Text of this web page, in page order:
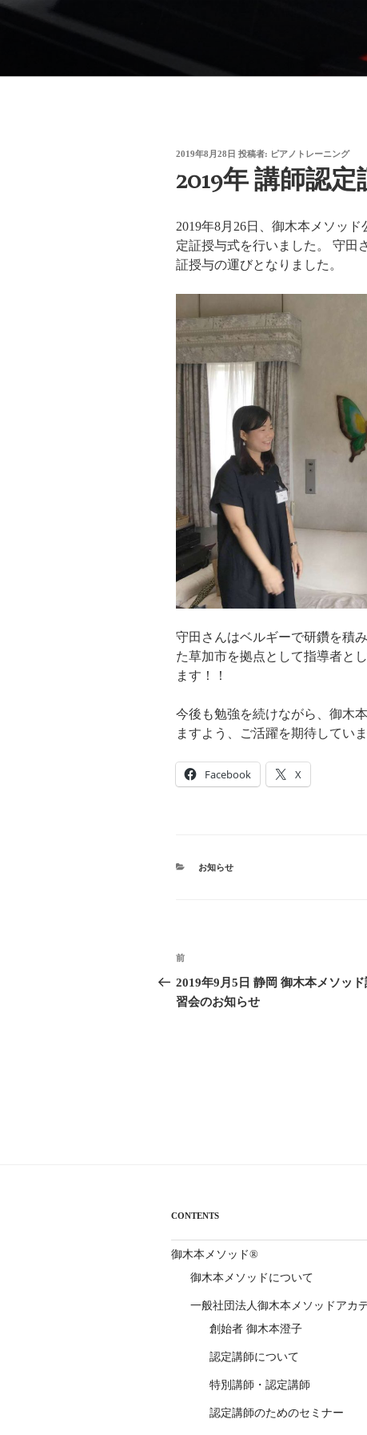
コ
脳や筋肉をトレーニングしなが
投
日:
2019年8月28日 投稿者: ピアノトレーニング
2019年 講師認
2019年8月26日、御木本メソッ
定証授与式を行いました。 守田
証授与の運びとなりました。
守田さんはベルギーで研鑽を積
た草加市を拠点として指導者と
ます！！
今後も勉強を続けながら、御木
ますよう、ご活躍を期待していま
Facebook X
カ
お知らせ
投
稿
ナ
前
の
投
前
2019年9月5日 静岡 御木本メソッド
習会のお知らせ
CONTENTS
御木本メソッド®
御木本メソッドについて
一般社団法人御木本メソッドアカ
創始者 御木本澄子
認定講師について
特別講師・認定講師
認定講師のためのセミナー